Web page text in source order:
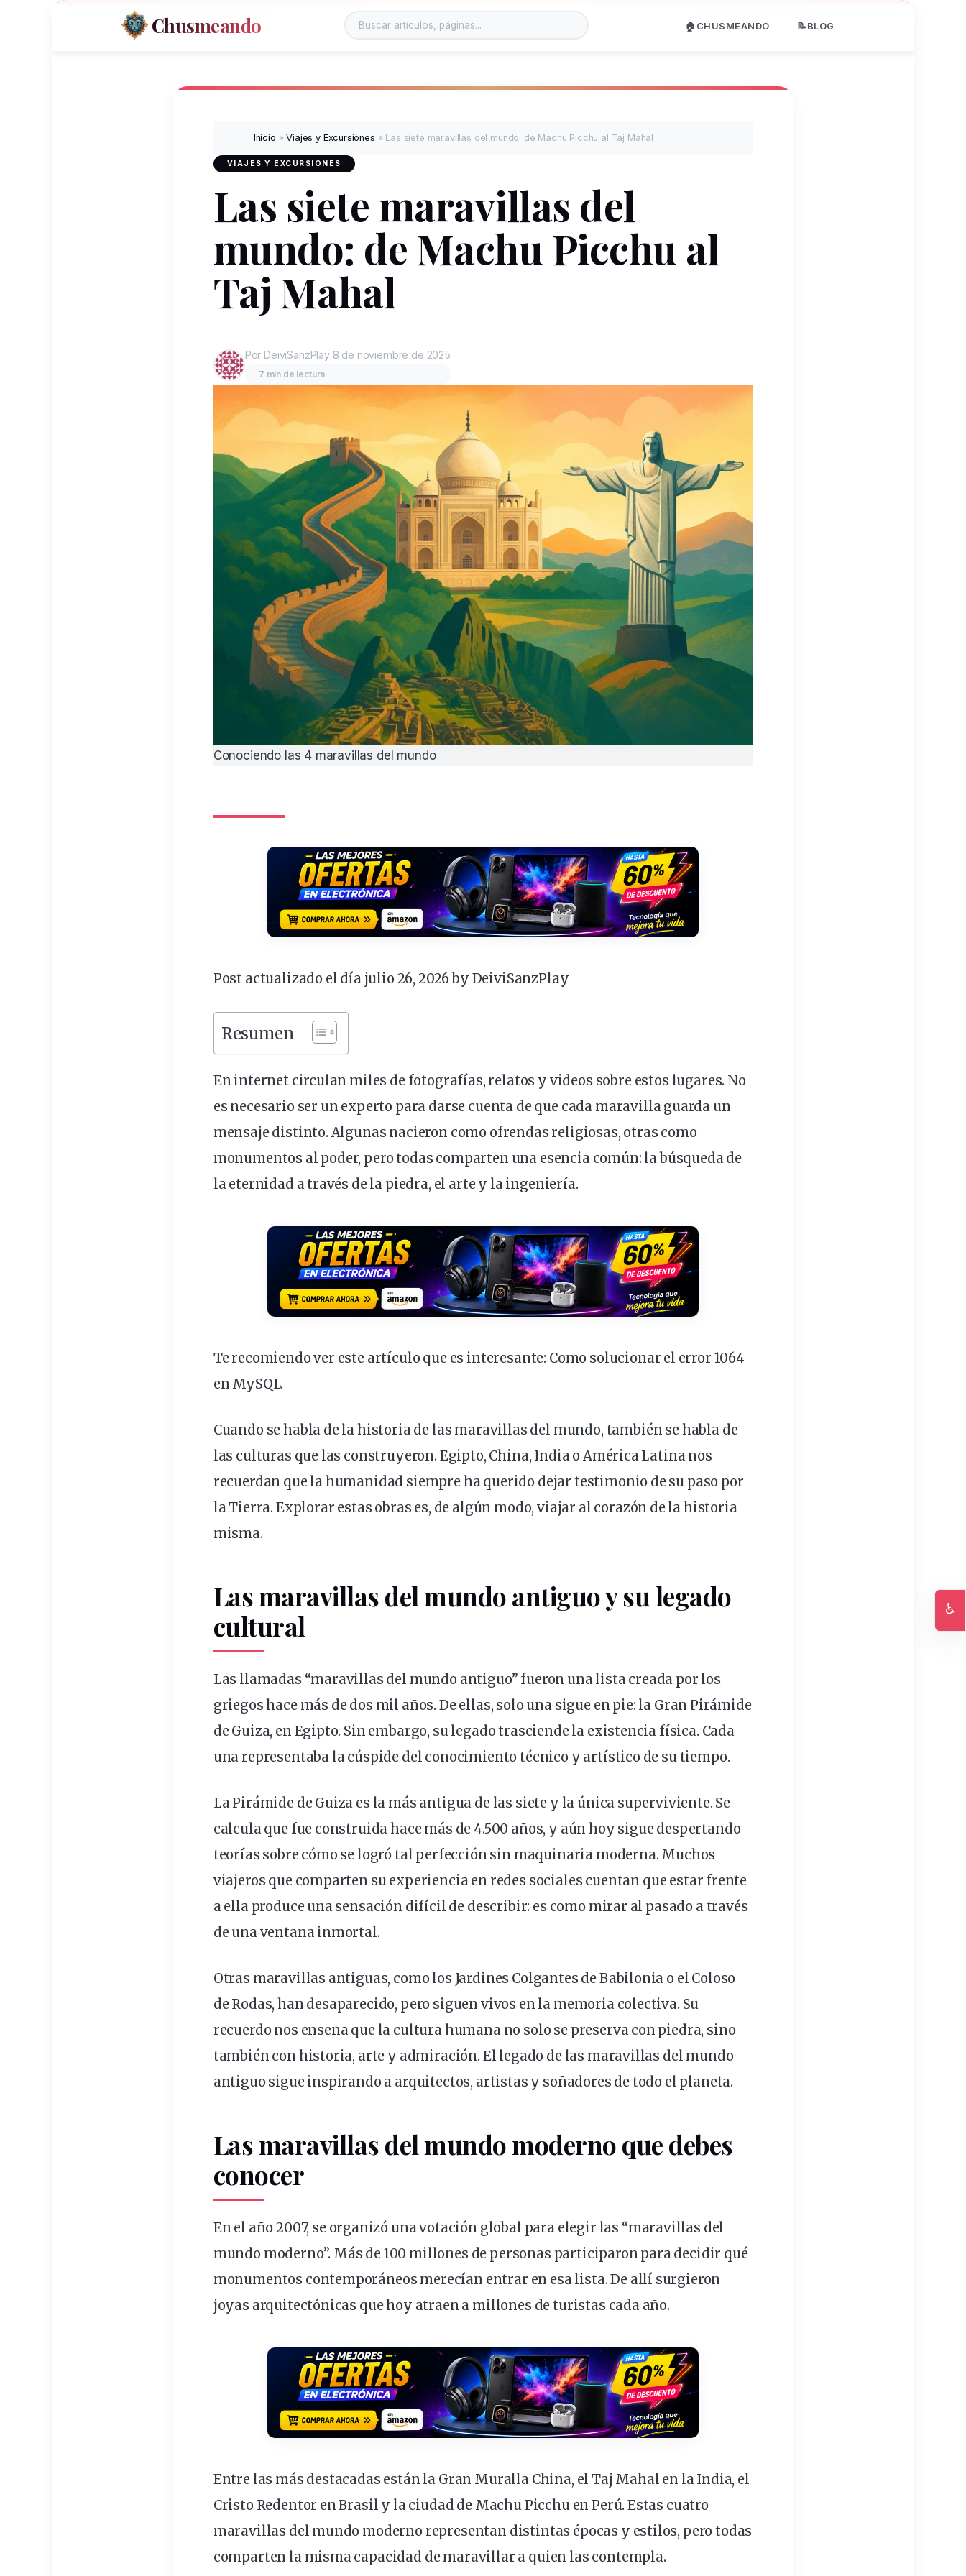
Chusmeando 🏠CHUSMEANDO 📝BLOG
Inicio »Viajes y Excursiones » Las siete maravillas del mundo: de Machu Picchu al Taj Mahal
VIAJES Y EXCURSIONES
Las siete maravillas del
mundo: de Machu Picchu al
Taj Mahal
Por DeiviSanzPlay 8 de noviembre de 2025
7 min de lectura
Conociendo las 4 maravillas del mundo
Post actualizado el día julio 26, 2026 by DeiviSanzPlay
Resumen
En internet circulan miles de fotografías, relatos y videos sobre estos lugares. No
es necesario ser un experto para darse cuenta de que cada maravilla guarda un
mensaje distinto. Algunas nacieron como ofrendas religiosas, otras como
monumentos al poder, pero todas comparten una esencia común: la búsqueda de
la eternidad a través de la piedra, el arte y la ingeniería.
Te recomiendo ver este artículo que es interesante: Como solucionar el error 1064
en MySQL.
Cuando se habla de lahistoriade las maravillas del mundo, también se habla de
las culturas que las construyeron. Egipto, China, India o América Latina nos
recuerdan que la humanidad siempre ha querido dejar testimonio de su paso por
la Tierra. Explorar estas obras es, de algún modo,viajar al corazón de la historia
misma.
Las maravillas del mundoantiguoy su legado
cultural
Las llamadas “maravillas del mundo antiguo” fueron una lista creada por los
griegos hace más de dos mil años. De ellas, solouna sigue en pie: la Gran Pirámide
de Guiza, en Egipto. Sin embargo, su legado trasciende la existencia física. Cada
una representaba la cúspide del conocimiento técnico y artístico de su tiempo.
La Pirámide de Guiza es la más antigua de las siete y la única superviviente. Se
calcula que fue construida hace más de 4.500 años, y aúnhoy sigue despertando
teorías sobre cómo se logró tal perfección sin maquinaria moderna. Muchos
viajeros que comparten suexperienciaen redes sociales cuentan que estar frente
a ella produce una sensación difícil de describir: es como mirar al pasado a través
de una ventana inmortal.
Otras maravillas antiguas, como los Jardines Colgantes de Babilonia o el Coloso
de Rodas, han desaparecido, pero siguen vivos en la memoria colectiva. Su
recuerdo nos enseña que la cultura humana no solo se preserva con piedra, sino
también con historia, arte y admiración. El legado de las maravillas del mundo
antiguo sigue inspirando a arquitectos, artistas y soñadores de todo el planeta.
Las maravillas del mundomodernoque debes
conocer
En el año2007, se organizó una votación global para elegir las “maravillas del
mundo moderno”. Más de 100 millones de personas participaron para decidir qué
monumentos contemporáneos merecían entrar en esa lista. De allí surgieron
joyas arquitectónicas que hoy atraen a millones de turistas cada año.
Entre las más destacadas están la Gran Muralla China, el Taj Mahal en la India, el
Cristo Redentor en Brasil y la ciudad de Machu Picchu en Perú. Estas cuatro
maravillas del mundo moderno representan distintas épocas y estilos, pero todas
comparten la misma capacidad de maravillar a quien las contempla.
♿